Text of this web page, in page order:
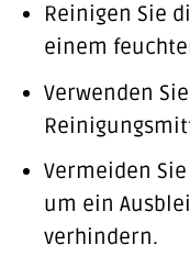
Reinigen Sie
einem
Verwenden
Vermeiden
um ein
verhindern.